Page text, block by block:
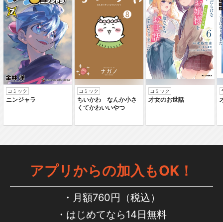
コミック
ニンジャラ
コミック
ちいかわ なんか小さ
くてかわいいやつ
コミック
才女のお世話
アプリからの加入もOK！
月額760円（税込）
はじめてなら14日無料